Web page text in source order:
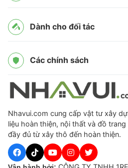
Dành cho đối tác
Các chính sách
Nhavui.com cung cấp vật tư xây
liệu hoàn thiện, nội thất và đồ
đầy đủ từ xây thô đến hoàn thiện.